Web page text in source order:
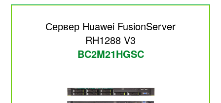
Сервер Huawei FusionServer
RH1288 V3
BC2M21HGSC